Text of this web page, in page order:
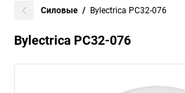
Силовые Bylectrica РС32-076
Bylectrica РС32-076